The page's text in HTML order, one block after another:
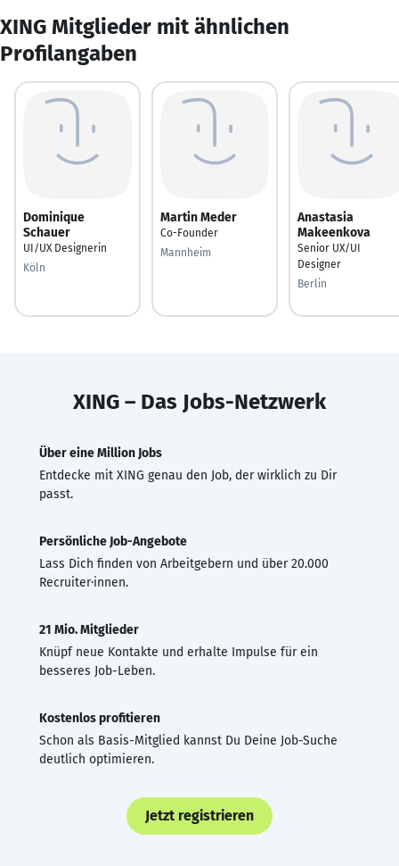
XING Mitglieder mit ähnlichen
Profilangaben
Dominique
Schauer
UI/UX Designerin
Köln
Martin Meder
Co-Founder
Mannheim
Anastasia
Makeenkova
Senior UX/UI
Designer
Berlin
XING – Das Jobs-Netzwerk
Über eine Million Jobs
Entdecke mit XING genau den Job, der wirklich zu Dir
passt.
Persönliche Job-Angebote
Lass Dich finden von Arbeitgebern und über 20.000
Recruiter·innen.
21 Mio. Mitglieder
Knüpf neue Kontakte und erhalte Impulse für ein
besseres Job-Leben.
Kostenlos profitieren
Schon als Basis-Mitglied kannst Du Deine Job-Suche
deutlich optimieren.
Jetzt registrieren